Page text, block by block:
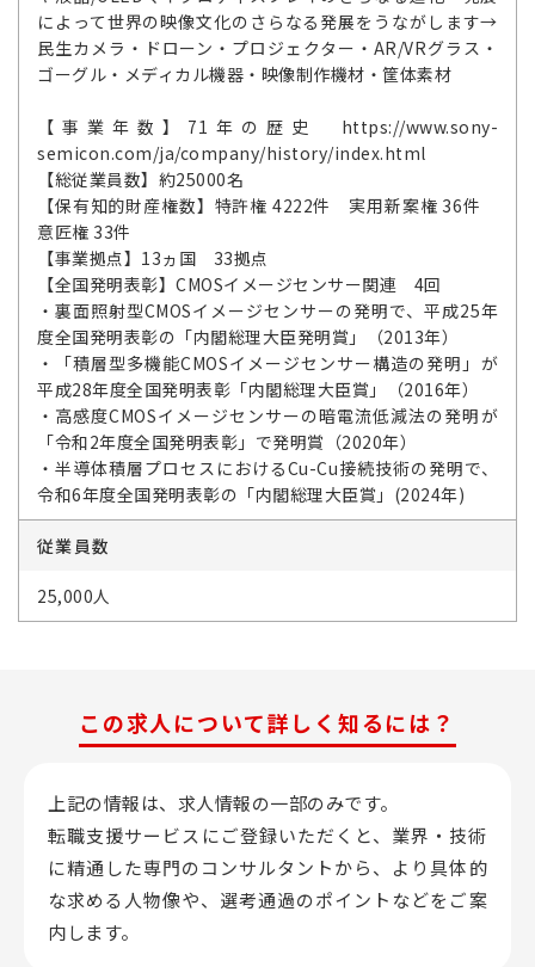
によって世界の映像文化のさらなる発展をうながします→
民生カメラ・ドローン・プロジェクター・AR/VRグラス・
ゴーグル・メディカル機器・映像制作機材・筐体素材
【事業年数】71年の歴史 https://www.sony-
semicon.com/ja/company/history/index.html
【総従業員数】約25000名
【保有知的財産権数】特許権 4222件 実用新案権 36件
意匠権 33件
【事業拠点】13ヵ国 33拠点
【全国発明表彰】CMOSイメージセンサー関連 4回
・裏面照射型CMOSイメージセンサーの発明で、平成25年
度全国発明表彰の「内閣総理大臣発明賞」（2013年）
・「積層型多機能CMOSイメージセンサー構造の発明」が
平成28年度全国発明表彰「内閣総理大臣賞」（2016年）
・高感度CMOSイメージセンサーの暗電流低減法の発明が
「令和2年度全国発明表彰」で発明賞（2020年）
・半導体積層プロセスにおけるCu-Cu接続技術の発明で、
令和6年度全国発明表彰の「内閣総理大臣賞」(2024年)
従業員数
25,000人
この求人について詳しく知るには？
上記の情報は、求人情報の一部のみです。
転職支援サービスにご登録いただくと、業界・技術
に精通した専門のコンサルタントから、 より具体的
な求める人物像や、選考通過のポイントなどをご案
内します。